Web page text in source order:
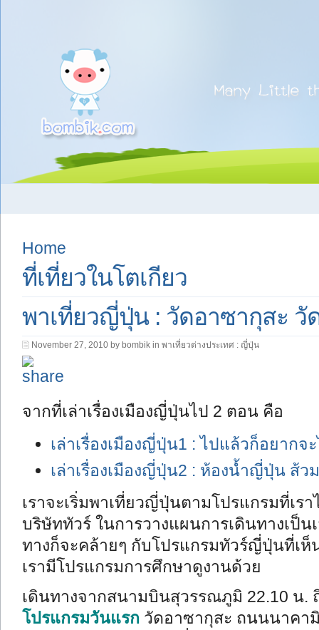
Home
ที่เที่ยวในโตเกียว
พาเที่ยวญี่ปุ่น : วัดอาซากุสะ วั
November 27, 2010 by bombik in พาเที่ยวต่างประเทศ : ญี่ปุ่น
จากที่เล่าเรื่องเมืองญี่ปุ่นไป 2 ตอน คือ
เล่าเรื่องเมืองญี่ปุ่น1 : ไปแล้วก็อยากจ
เล่าเรื่องเมืองญี่ปุ่น2 : ห้องน้ำญี่ปุ่น ส้
เราจะเริ่มพาเที่ยวญี่ปุ่นตามโปรแกรมที่เร
บริษัททัวร์ ในการวางแผนการเดินทางเป็
ทางก็จะคล้ายๆ กับโปรแกรมทัวร์ญี่ปุ่นที่เ
เรามีโปรแกรมการศึกษาดูงานด้วย
เดินทางจากสนามบินสุวรรณภูมิ 22.10 น.
โปรแกรมวันแรก วัดอาซากุสะ ถนนนาคา